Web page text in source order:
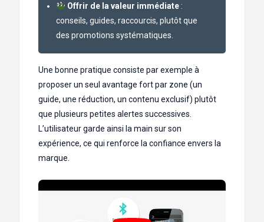
Offrir de la valeur immédiate:
conseils, guides, raccourcis, plutôt que
des promotions systématiques.
Une bonne pratique consiste par exemple à
proposer un seul avantage fort par zone (un
guide, une réduction, un contenu exclusif) plutôt
que plusieurs petites alertes successives.
L’utilisateur garde ainsi la main sur son
expérience, ce qui renforce la confiance envers la
marque.